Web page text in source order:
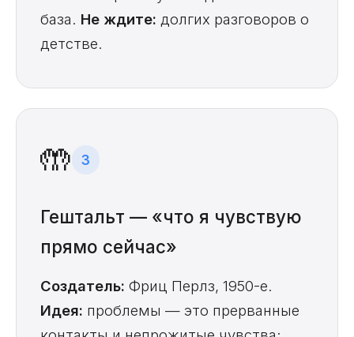
база. Не ждите: долгих разговоров о
детстве.
🤲 3
Гештальт — «что я чувствую
прямо сейчас»
Создатель: Фриц Перлз, 1950-е.
Идея: проблемы — это прерванные